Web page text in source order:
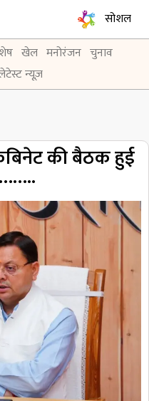
सोशल
खेल मनोरंजन चुनाव
न्यूज़
की बैठक हुई